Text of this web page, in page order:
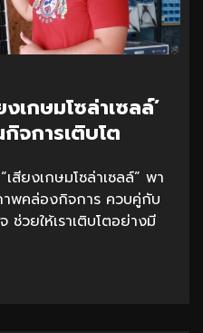
เกษมโซล่าเซลล์’
จการเติบโต
ยงเกษมโซล่าเซลล์” พา
าพคล่องกิจการ ควบคู่กับ
ช่วยให้เราเติบโตอย่างมี